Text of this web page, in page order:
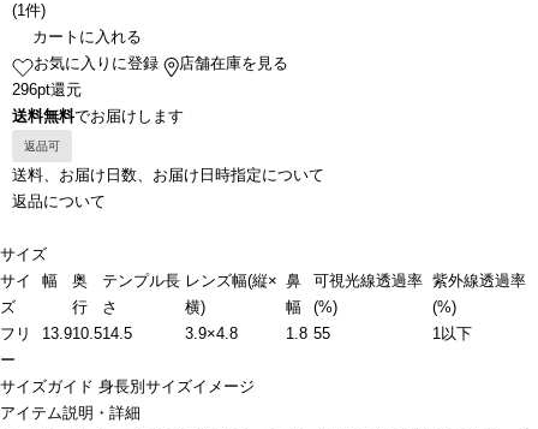
(1件)
カートに入れる
お気に入りに登録
店舗在庫を見る
296pt還元
送料無料でお届けします
返品可
送料、お届け日数、お届け日時指定について
返品について
サイズ
サイ
ズ
幅
奥
行
テンプル長
さ
レンズ幅(縦×
横)
鼻
幅
可視光線透過率
(%)
紫外線透過率
(%)
フリ
ー
13.910.514.5 3.9×4.8 1.8 55 1以下
サイズガイド 身長別サイズイメージ
アイテム説明・詳細